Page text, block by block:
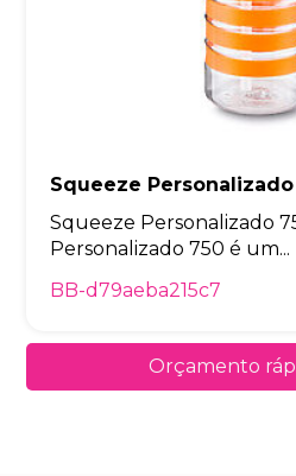
Squeeze
Squeeze Personalizado
Personalizado 750 é um...
BB-d79aeba215c7
Orçamento